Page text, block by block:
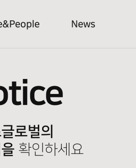
News
로벌의
확인하세요